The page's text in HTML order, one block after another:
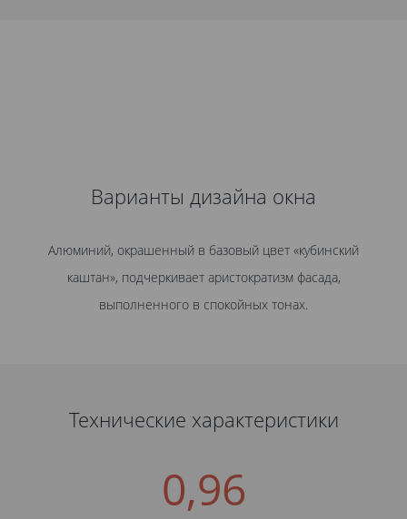
Варианты дизайна окна
Алюминий, окрашенный в базовый цвет «кубинский
каштан», подчеркивает аристократизм фасада,
выполненного в спокойных тонах.
Технические характеристики
0,96